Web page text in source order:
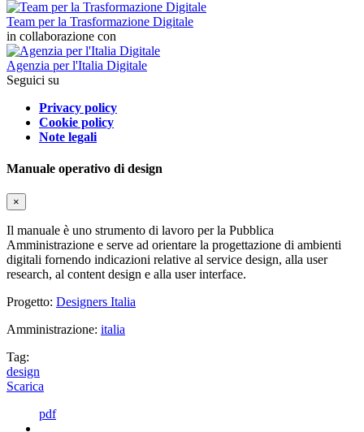
Team per la Trasformazione Digitale
in collaborazione con
Agenzia per l'Italia Digitale
Seguici su
Privacy policy
Cookie policy
Note legali
Manuale operativo di design
×
Il manuale è uno strumento di lavoro per la Pubblica
Amministrazione e serve ad orientare la progettazione di ambienti
digitali fornendo indicazioni relative al service design, alla user
research, al content design e alla user interface.
Progetto: Designers Italia
Amministrazione: italia
Tag:
design
Scarica
pdf